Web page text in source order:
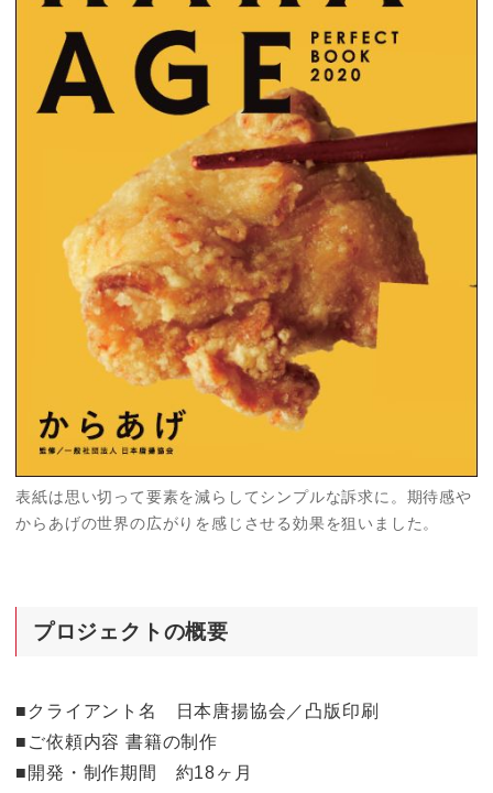
表紙は思い切って要素を減らしてシンプルな訴求に。期待感や
からあげの世界の広がりを感じさせる効果を狙いました。
プロジェクトの概要
■クライアント名 日本唐揚協会／凸版印刷
■ご依頼内容 書籍の制作
■開発・制作期間 約18ヶ月